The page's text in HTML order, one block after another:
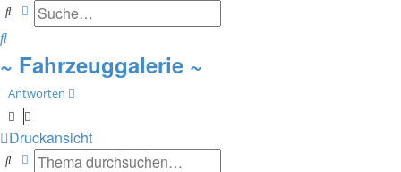
SucheErweiterte Suche
Suche
~ Fahrzeuggalerie ~
Antworten
Druckansicht
SucheErweiterte Suche